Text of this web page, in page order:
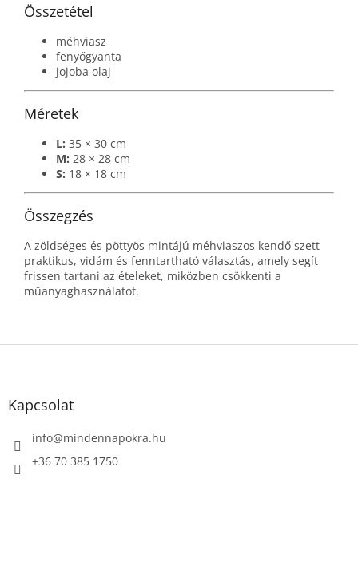
Összetétel
méhviasz
fenyőgyanta
jojoba olaj
Méretek
L: 35 × 30 cm
M: 28 × 28 cm
S: 18 × 18 cm
Összegzés
A zöldséges és pöttyös mintájú méhviaszos kendő szett
praktikus, vidám és fenntartható választás, amely segít
frissen tartani az ételeket, miközben csökkenti a
műanyaghasználatot.
L
Kapcsolat
info@mindennapokra.hu
+36 70 385 1750